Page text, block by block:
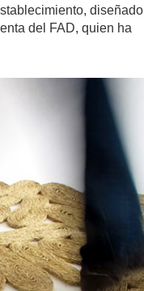
diseñado
del FAD, quien ha